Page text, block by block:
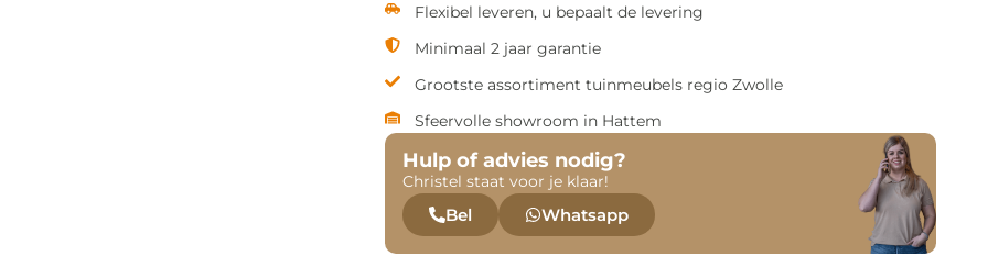
Flexibel leveren, u bepaalt de levering
Minimaal 2 jaar garantie
Grootste assortiment tuinmeubels regio Zwolle
Sfeervolle showroom in Hattem
Hulp of advies nodig?
Christel staat voor je klaar!
Bel Whatsapp